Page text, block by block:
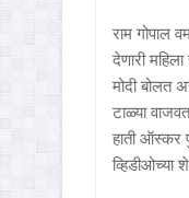
राम गोपाल
देणारी
मोदी बोलत
टाळ्या
हाती ऑस्कर
व्हिडीओच्या